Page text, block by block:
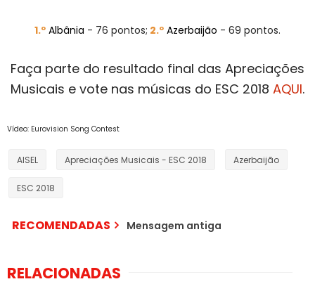
1.º Albânia - 76 pontos; 2.º Azerbaijão - 69 pontos.
Faça parte do resultado final das Apreciações
Musicais e vote nas músicas do ESC 2018 AQUI.
Vídeo: Eurovision Song Contest
AISEL Apreciações Musicais - ESC 2018 Azerbaijão
ESC 2018
RECOMENDADAS Mensagem antiga
RELACIONADAS